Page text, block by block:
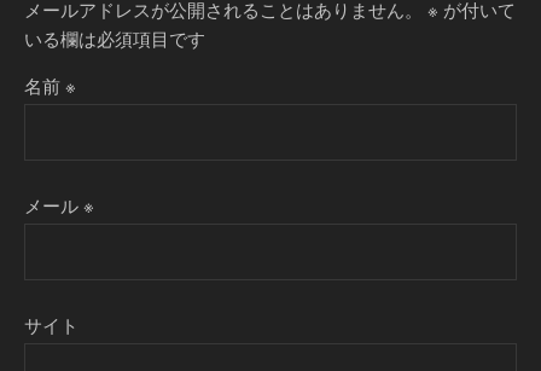
メールアドレスが公開されることはありません。 ※ が付いて
いる欄は必須項目です
名前※
メール※
サイト